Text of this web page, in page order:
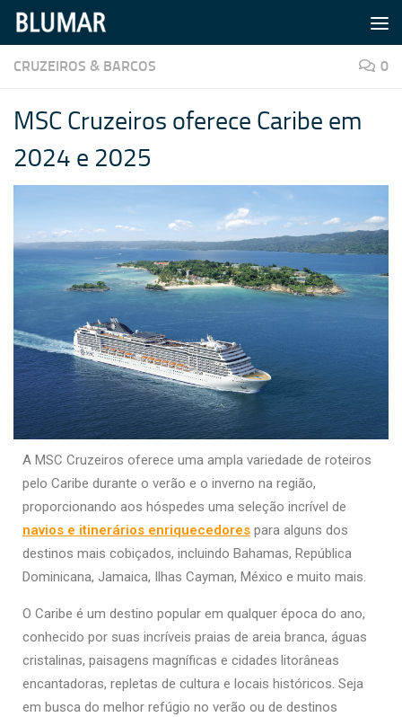
Skip to content
CRUZEIROS & BARCOS 0
MSC Cruzeiros oferece Caribe em
2024 e 2025
A MSC Cruzeiros oferece uma ampla variedade de roteiros
pelo Caribe durante o verão e o inverno na região,
proporcionando aos hóspedes uma seleção incrível de
navios e itinerários enriquecedores para alguns dos
destinos mais cobiçados, incluindo Bahamas, República
Dominicana, Jamaica, Ilhas Cayman, México e muito mais.
O Caribe é um destino popular em qualquer época do ano,
conhecido por suas incríveis praias de areia branca, águas
cristalinas, paisagens magníficas e cidades litorâneas
encantadoras, repletas de cultura e locais históricos. Seja
em busca do melhor refúgio no verão ou de destinos